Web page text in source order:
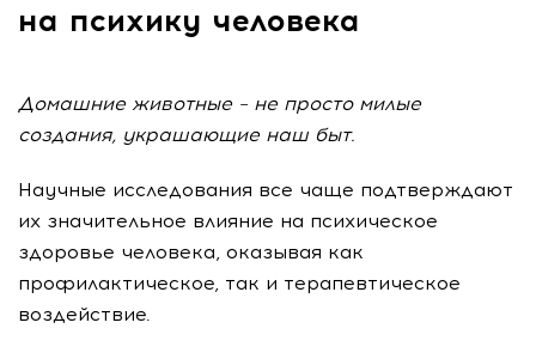
на психику человека
Домашние животные – не просто милые
создания, украшающие наш быт.
Научные исследования все чаще подтверждают
их значительное влияние на психическое
здоровье человека, оказывая как
профилактическое, так и терапевтическое
воздействие.